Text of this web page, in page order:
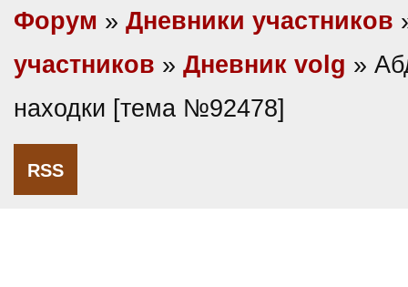
Форум » Дневники участников
участников » Дневник volg »
находки [тема №92478]
RSS